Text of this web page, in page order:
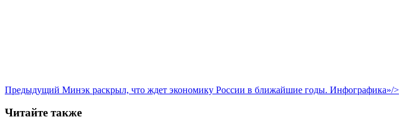
Предыдущий Минэк раскрыл, что ждет экономику России в ближайшие годы. Инфографика»/>
Читайте также